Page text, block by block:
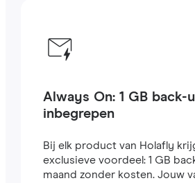
Always On: 1 GB back-
inbegrepen
Bij elk product van Holafly
exclusieve voordeel: 1 GB
maand zonder kosten. Jouw